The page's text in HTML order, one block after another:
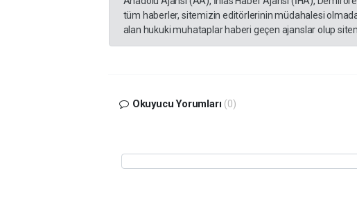
tüm haberler, sitemizin editörlerinin müdahalesi
alan hukuki muhataplar haberi geçen ajanslar olup
Okuyucu Yorumları (0)